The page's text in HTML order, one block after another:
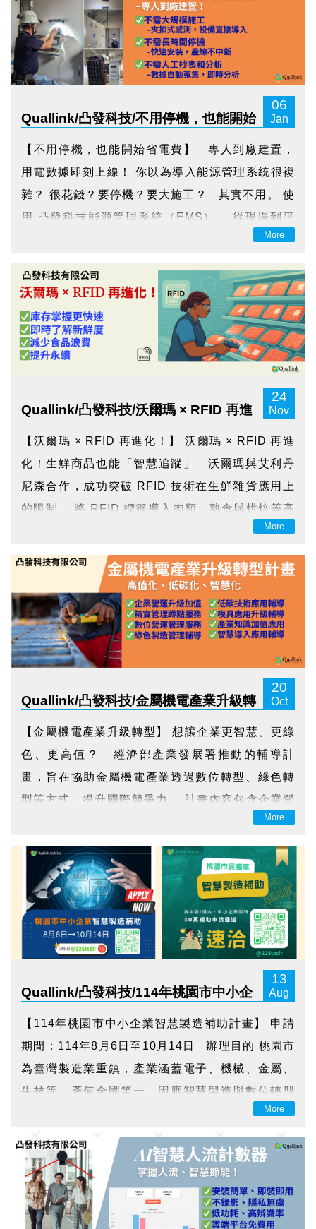
Quallink/凸發科技/不用停機，也能開始
06
Jan
【不用停機，也能開始省電費】 專人到廠建置，
用電數據即刻上線！ 你以為導入能源管理系統很複
雜？ 很花錢？要停機？要大施工？ 其實不用。 使
用 凸發科技能源管理系統（EMS）， 從現場到平
台，一次搞定。 只要這樣： ① 現場設備安裝（R
TU／智慧電表） ② 即時蒐集用...
More
Quallink/凸發科技/沃爾瑪 × RFID 再進
24
Nov
【沃爾瑪 × RFID 再進化！】 沃爾瑪 × RFID 再進
化！生鮮商品也能「智慧追蹤」 沃爾瑪與艾利丹
尼森合作，成功突破 RFID 技術在生鮮雜貨應用上
的限制， 將 RFID 標籤導入肉類、熟食與烘焙等高
含水量、以往難以標記的食品品類。 這項創新使沃
爾瑪能更快速、準確地盤點與追蹤庫存，提...
More
Quallink/凸發科技/金屬機電產業升級轉
20
Oct
【金屬機電產業升級轉型】 想讓企業更智慧、更綠
色、更高值？ 經濟部產業發展署推動的輔導計
畫，旨在協助金屬機電產業透過數位轉型、綠色轉
型等方式，提升國際競爭力。 計畫內容包含企業營
運優化、數位轉型、綠色轉型、模具升級與智慧應
用等多元資源， 並提供一站式服務，例如製程改
善、節能減碳、產品加值、創新應用和智慧化等人
培課程。 ...
More
Quallink/凸發科技/114年桃園市中小企
13
Aug
【114年桃園市中小企業智慧製造補助計畫】 申請
期間：114年8月6日至10月14日 辦理目的 桃園市
為臺灣製造業重鎮，產業涵蓋電子、機械、金屬、
生技等，產值全國第一。因應智慧製造與數位轉型
趨勢，市府推動本計畫，協助在地企業導入數位工
具與智慧解決方案（如IoT、能源管理系統EMS、生
產現場控制SFC、製造執行系統ME...
More